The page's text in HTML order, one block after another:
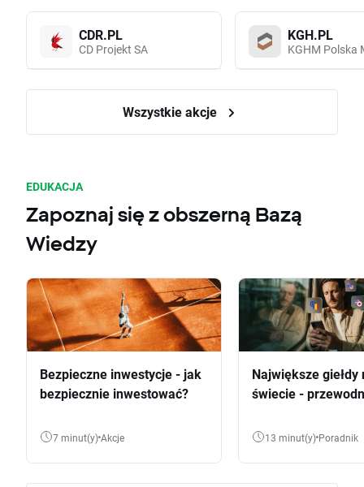
CDR.PL
CD Projekt SA
KGH.PL
KGHM Polska
Wszystkie akcje
EDUKACJA
Zapoznaj się z obszerną Bazą
Wiedzy
Bezpieczne inwestycje - jak
bezpiecznie inwestować?
7 minut(y) Akcje
Największe giełdy
świecie -
13 minut(y) Poradnik